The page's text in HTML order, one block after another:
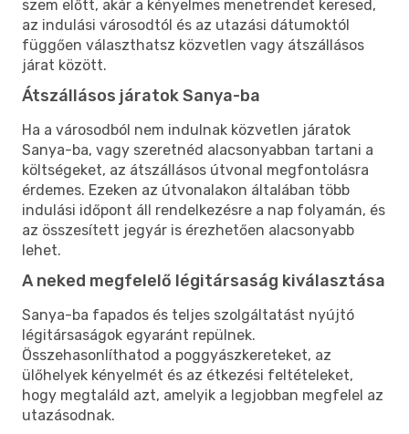
szem előtt, akár a kényelmes menetrendet keresed,
az indulási városodtól és az utazási dátumoktól
függően választhatsz közvetlen vagy átszállásos
járat között.
Átszállásos járatok Sanya-ba
Ha a városodból nem indulnak közvetlen járatok
Sanya-ba, vagy szeretnéd alacsonyabban tartani a
költségeket, az átszállásos útvonal megfontolásra
érdemes. Ezeken az útvonalakon általában több
indulási időpont áll rendelkezésre a nap folyamán, és
az összesített jegyár is érezhetően alacsonyabb
lehet.
A neked megfelelő légitársaság kiválasztása
Sanya-ba fapados és teljes szolgáltatást nyújtó
légitársaságok egyaránt repülnek.
Összehasonlíthatod a poggyászkereteket, az
ülőhelyek kényelmét és az étkezési feltételeket,
hogy megtaláld azt, amelyik a legjobban megfelel az
utazásodnak.